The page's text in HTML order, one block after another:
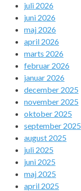
juli 2026
juni 2026
maj 2026
april 2026
marts 2026
februar 2026
januar 2026
december 2025
november 2025
oktober 2025
september 2025
august 2025
juli 2025
juni 2025
maj 2025
april 2025